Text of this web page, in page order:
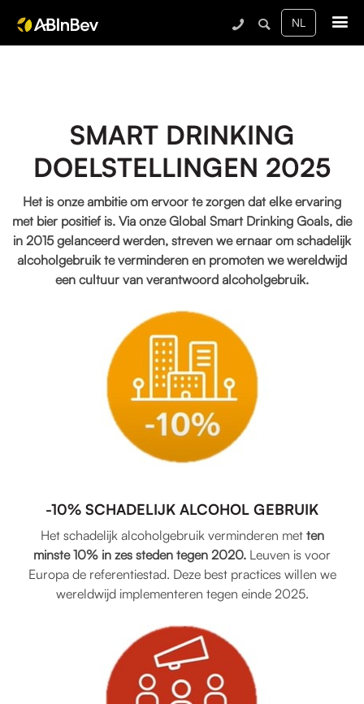
SMART DRINKING
DOELSTELLINGEN 2025
Het is onze ambitie om ervoor te zorgen dat elke ervaring
met bier positief is. Via onze Global Smart Drinking Goals, die
in 2015 gelanceerd werden, streven we ernaar om schadelijk
alcoholgebruik te verminderen en promoten we wereldwijd
een cultuur van verantwoord alcoholgebruik.
-10% SCHADELIJK ALCOHOL GEBRUIK
Het schadelijk alcoholgebruik verminderen met ten
minste 10% in zes steden tegen 2020. Leuven is voor
Europa de referentiestad. Deze best practices willen we
wereldwijd implementeren tegen einde 2025.